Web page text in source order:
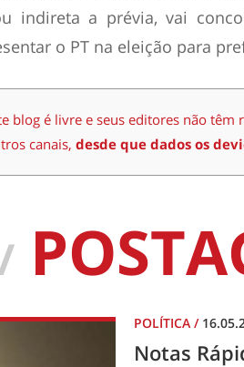
indireta a prévia, vai
o PT na eleição para
blog é livre e seus editores não têm
canais, desde que dados os
POLÍTICA /
Notas